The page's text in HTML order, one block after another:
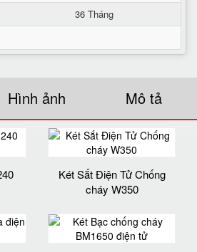
36 Tháng
Hình ảnh Mô tả
Két Sắt Điện Tử Chống
cháy W350